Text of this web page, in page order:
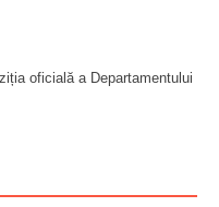
oficială a Departamentului